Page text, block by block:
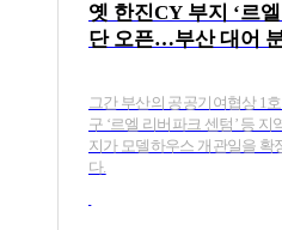
옛 한진CY 부지 ‘르
단 오픈…부산 대어
그간 부산의 공공기여협상 1
구 ‘르엘 리버파크 센텀’ 등
지가 모델하우스 개관일을 확
다.